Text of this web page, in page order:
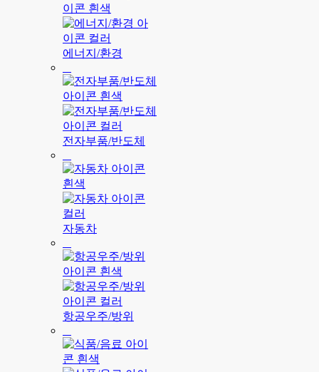
에너지/환경
전자부품/반도체
자동차
항공우주/방위